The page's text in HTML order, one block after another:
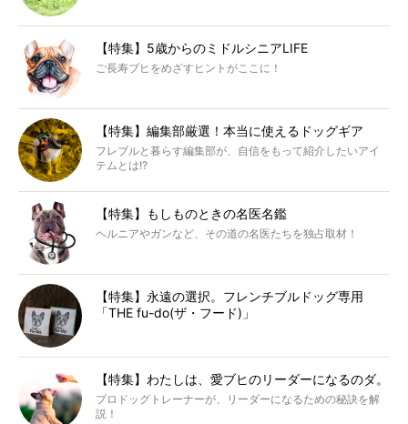
【特集】5歳からのミドルシニアLIFE
ご長寿ブヒをめざすヒントがここに！
【特集】編集部厳選！本当に使えるドッグギア
フレブルと暮らす編集部が、自信をもって紹介したいアイ
テムとは!?
【特集】もしものときの名医名鑑
ヘルニアやガンなど、その道の名医たちを独占取材！
【特集】永遠の選択。フレンチブルドッグ専用
「THE fu-do(ザ・フード)」
【特集】わたしは、愛ブヒのリーダーになるのダ。
プロドッグトレーナーが、リーダーになるための秘訣を解
説！